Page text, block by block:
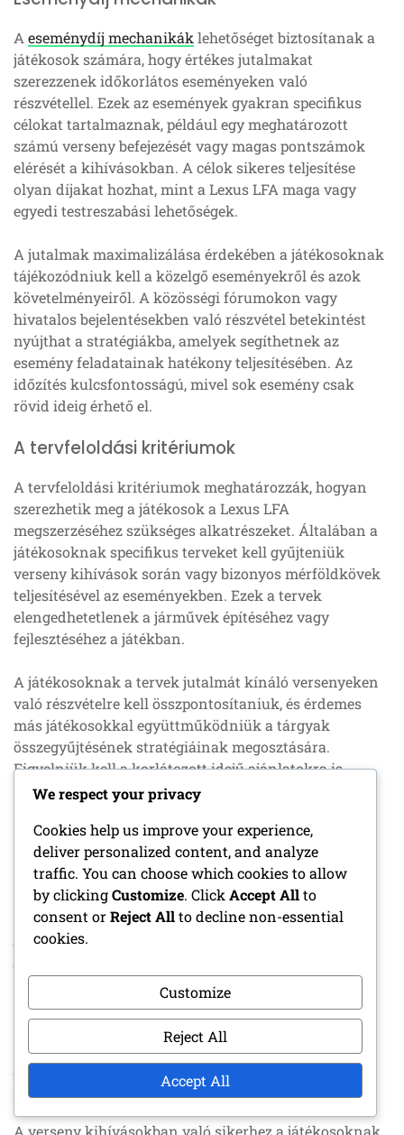
A eseménydíj mechanikák lehetőséget biztosítanak a
játékosok számára, hogy értékes jutalmakat
szerezzenek időkorlátos eseményeken való
részvétellel. Ezek az események gyakran specifikus
célokat tartalmaznak, például egy meghatározott
számú verseny befejezését vagy magas pontszámok
elérését a kihívásokban. A célok sikeres teljesítése
olyan díjakat hozhat, mint a Lexus LFA maga vagy
egyedi testreszabási lehetőségek.
A jutalmak maximalizálása érdekében a játékosoknak
tájékozódniuk kell a közelgő eseményekről és azok
követelményeiről. A közösségi fórumokon vagy
hivatalos bejelentésekben való részvétel betekintést
nyújthat a stratégiákba, amelyek segíthetnek az
esemény feladatainak hatékony teljesítésében. Az
időzítés kulcsfontosságú, mivel sok esemény csak
rövid ideig érhető el.
A tervfeloldási kritériumok
A tervfeloldási kritériumok meghatározzák, hogyan
szerezhetik meg a játékosok a Lexus LFA
megszerzéséhez szükséges alkatrészeket. Általában a
játékosoknak specifikus terveket kell gyűjteniük
verseny kihívások során vagy bizonyos mérföldkövek
teljesítésével az eseményekben. Ezek a tervek
elengedhetetlenek a járművek építéséhez vagy
fejlesztéséhez a játékban.
A játékosoknak a tervek jutalmát kínáló versenyeken
való részvételre kell összpontosítaniuk, és érdemes
más játékosokkal együttműködniük a tárgyak
összegyűjtésének stratégiáinak megosztására.
Figyelniük kell a korlátozott idejű ajánlatokra is,
amelyek további lehetőségeket kínálhatnak a tervek
felgyorsítására.
A verseny kihívások részletei
A verseny kihívások szerves részét képezik a
játékmenet élményének, lehetőséget biztosítva a
miközben jutalmakat szereznek. Ezek a kihívások
gyakran változó nehézségi szinttel rendelkeznek, és
magukban foglalhatják az időfutamokat, drift
kihívásokat vagy fej-fej melletti versenyeket más
játékosok ellen. Ezeknek a kihívásoknak a teljesítése
játékbeli valutát és exkluzív tárgyakat hozhat.
A verseny kihívásokban való sikerhez a játékosoknak
We respect your privacy
Cookies help us improve your experience,
deliver personalized content, and analyze
traffic. You can choose which cookies to allow
by clickingCustomize. Click Accept Allto
consent orReject Allto decline non-essential
cookies.
Customize
Reject All
Accept All